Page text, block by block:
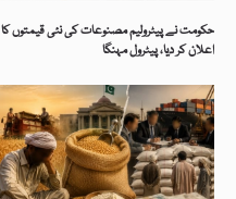
حکومت نے پیٹرولیم مصنوعات کی نئی قیمتوں کا
اعلان کر دیا، پیٹرول مہنگا